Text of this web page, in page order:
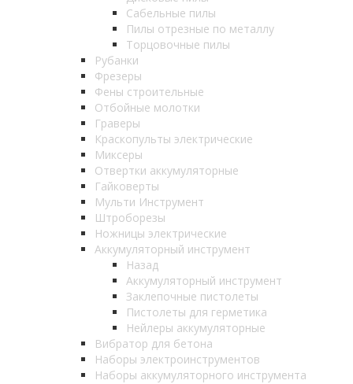
Сабельные пилы
Пилы отрезные по металлу
Торцовочные пилы
Рубанки
Фрезеры
Фены строительные
Отбойные молотки
Граверы
Краскопульты электрические
Миксеры
Отвертки аккумуляторные
Гайковерты
Мульти Инструмент
Штроборезы
Ножницы электрические
Аккумуляторный инструмент
Назад
Аккумуляторный инструмент
Заклепочные пистолеты
Пистолеты для герметика
Нейлеры аккумуляторные
Вибратор для бетона
Наборы электроинструментов
Наборы аккумуляторного инструмента